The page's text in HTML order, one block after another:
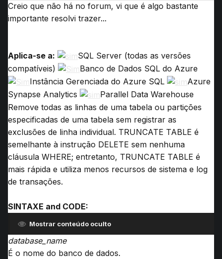
Creio que não há no forum, vi que é algo bastante
importante resolvi trazer...
Aplica-se a: SQL Server (todas as versões
compatíveis)
Banco de Dados SQL do Azure
Instância Gerenciada do Azure SQL
Azure
Synapse Analytics
Parallel Data Warehouse
Remove todas as linhas de uma tabela ou partições
especificadas de uma tabela sem registrar as
exclusões de linha individual. TRUNCATE TABLE é
semelhante à instrução DELETE sem nenhuma
cláusula WHERE; entretanto, TRUNCATE TABLE é
mais rápida e utiliza menos recursos de sistema e log
de transações.
SINTAXE and CODE:
Mostrar conteúdo oculto
database_name
É o nome do banco de dados.